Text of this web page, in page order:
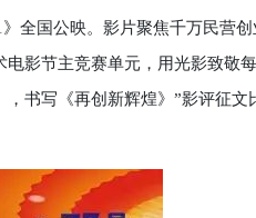
全国公映。影片聚焦千万民营创
影节主竞赛单元，用光影致敬
书写《再创新辉煌》”影评征文